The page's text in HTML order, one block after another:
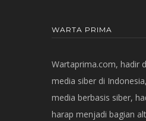
WARTA PRIMA
Wartaprima.com, hadir
media siber di
media berbasis siber,
harap menjadi bagian